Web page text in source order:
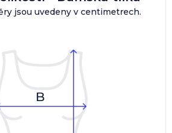
jsou uvedeny v centimetrech.